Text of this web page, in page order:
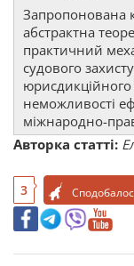
Запропонована
абстрактна
практичний
судового
юрисдикційного
неможливості
міжнародно-
Авторка статті:
3